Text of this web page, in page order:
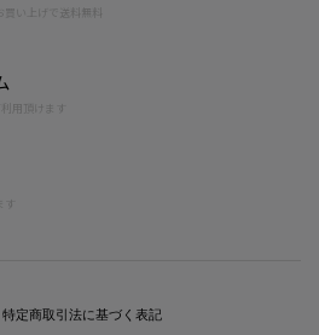
買い上げで送料無料
用頂けます
特定商取引法に基づく表記